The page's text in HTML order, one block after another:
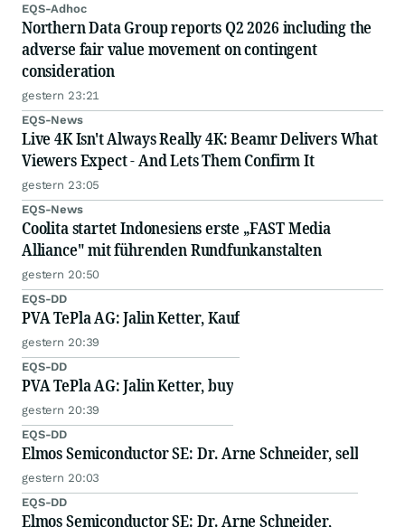
EQS-Adhoc
Northern Data Group reports Q2 2026 including the
adverse fair value movement on contingent
consideration
gestern 23:21
EQS-News
Live 4K Isn't Always Really 4K: Beamr Delivers What
Viewers Expect - And Lets Them Confirm It
gestern 23:05
EQS-News
Coolita startet Indonesiens erste „FAST Media
Alliance" mit führenden Rundfunkanstalten
gestern 20:50
EQS-DD
PVA TePla AG: Jalin Ketter, Kauf
gestern 20:39
EQS-DD
PVA TePla AG: Jalin Ketter, buy
gestern 20:39
EQS-DD
Elmos Semiconductor SE: Dr. Arne Schneider, sell
gestern 20:03
EQS-DD
Elmos Semiconductor SE: Dr. Arne Schneider,